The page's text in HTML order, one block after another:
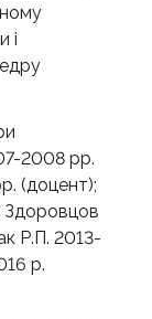
і
2008 рр.
(доцент);
Здоровцов
Р.П. 2013-
р.